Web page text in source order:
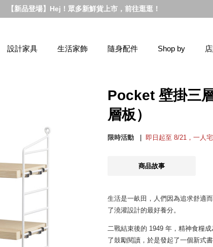
【新品登場】Hej！眾多新鮮貨上市，前往逛逛！
設計家具 生活家飾 隨身配件 Shop by
Pocket 壁掛三
層板）
限時活動 即日起至 8/21，一人
商品故事
生活是一畝田，人們因為追求舒適
了澆灌設計的最好養分。
二戰結束後的 1949 年，精神食糧
了鼓勵閱讀，於是發起了一個新式